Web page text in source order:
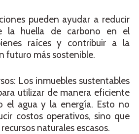
pueden ayudar a reducir
la huella de carbono en el
raíces y contribuir a la
futuro más sostenible.
Los inmuebles sustentables
utilizar de manera eficiente
el agua y la energía. Esto no
costos operativos, sino que
naturales escasos.